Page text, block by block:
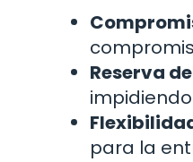
Reserva
para la